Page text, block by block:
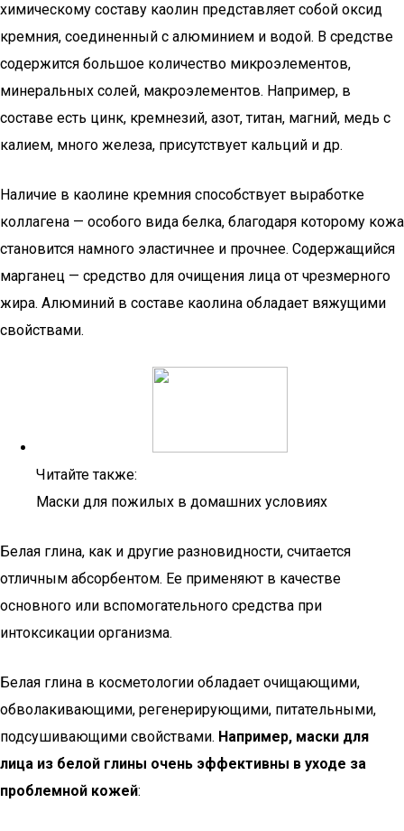
химическому составу каолин представляет собой оксид
кремния, соединенный с алюминием и водой. В средстве
содержится большое количество микроэлементов,
минеральных солей, макроэлементов. Например, в
составе есть цинк, кремнезий, азот, титан, магний, медь с
калием, много железа, присутствует кальций и др.
Наличие в каолине кремния способствует выработке
коллагена — особого вида белка, благодаря которому кожа
становится намного эластичнее и прочнее. Содержащийся
марганец — средство для очищения лица от чрезмерного
жира. Алюминий в составе каолина обладает вяжущими
свойствами.
Читайте также:
Маски для пожилых в домашних условиях
Белая глина, как и другие разновидности, считается
отличным абсорбентом. Ее применяют в качестве
основного или вспомогательного средства при
интоксикации организма.
Белая глина в косметологии обладает очищающими,
обволакивающими, регенерирующими, питательными,
подсушивающими свойствами. Например, маски для
лица из белой глины очень эффективны в уходе за
проблемной кожей: